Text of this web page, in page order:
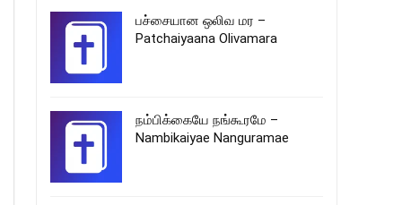
பச்சையான ஒலிவ மர –
Patchaiyaana Olivamara
நம்பிக்கையே நங்கூரமே –
Nambikaiyae Nanguramae